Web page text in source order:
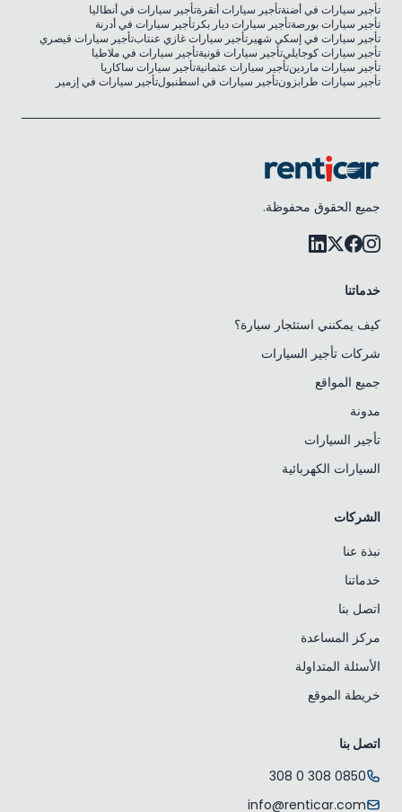
تأجير سيارات في أضنةتأجير سيارات أنقرةتأجير سيارات في أنطاليا
تأجير سيارات بورصةتأجير سيارات ديار بكرتأجير سيارات في أدرنة
تأجير سيارات في إسكي شهيرتأجير سيارات غازي عنتابتأجير سيارات قيصري
تأجير سيارات كوجايليتأجير سيارات قونيةتأجير سيارات في ملاطيا
تأجير سيارات ماردينتأجير سيارات عثمانيةتأجير سيارات ساكاريا
تأجير سيارات طرابزونتأجير سيارات في اسطنبولتأجير سيارات في إزمير
جميع الحقوق محفوظة.
خدماتنا
كيف يمكنني استئجار سيارة؟
شركات تأجير السيارات
جميع المواقع
مدونة
تأجير السيارات
السيارات الكهربائية
الشركات
نبذة عنا
خدماتنا
اتصل بنا
مركز المساعدة
الأسئلة المتداولة
خريطة الموقع
اتصل بنا
0850 308 0 308
info@renticar.com